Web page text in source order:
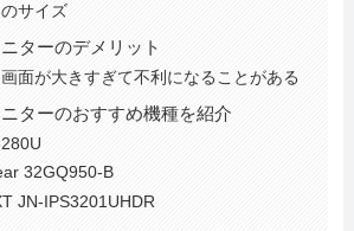
サイズ
ターのデメリット
面が大きすぎて不利になることがある
ターのおすすめ機種を紹介
32GQ950-B
JN-IPS3201UHDR